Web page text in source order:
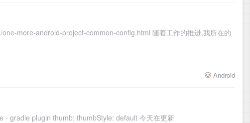
more-android-project-common-config.html 随着工作的推进,我所在的
Android
updated: 2018/05/24 09:05:37 status: publish author: DevWiki categories: - 工具 tags: - gradle - gradle plugin thumb: thumbStyle: default 今天在更新